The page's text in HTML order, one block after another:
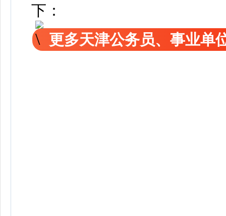
下：
更多天津公务员、事业单